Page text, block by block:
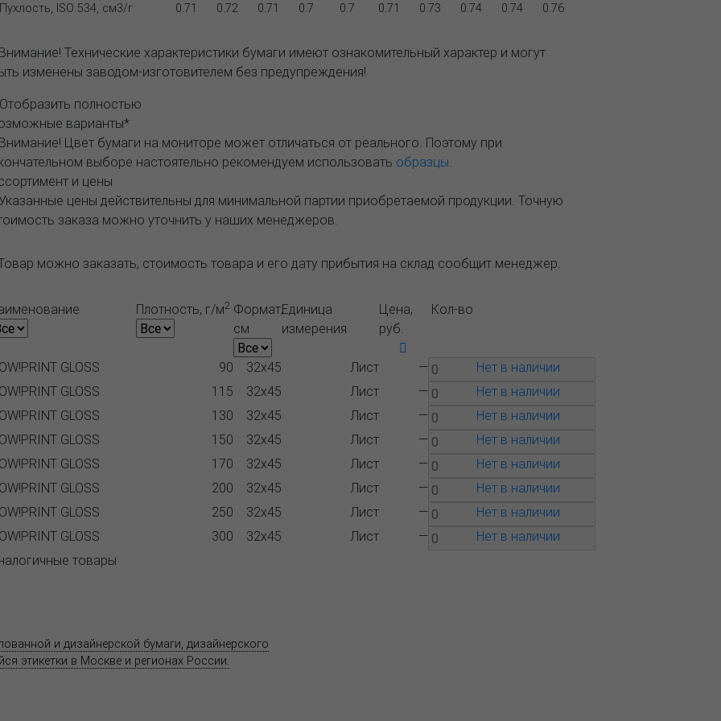
Пухлость, ISO 534, см3/г 0.71 0.72 0.71 0.7 0.7 0.71 0.73 0.74 0.74 0.76
Технические характеристики бумаги имеют ознакомительный характер и могут
изменены заводом-изготовителем без предупреждения!
полностью
варианты*
Цвет бумаги на мониторе может отличаться от реального. Поэтому при
выборе настоятельно рекомендуем использовать образцы.
и цены
цены действительны для минимальной партии приобретаемой продукции. Точную
заказа можно уточнить у наших менеджеров.
можно заказать, стоимость товара и его дату прибытия на склад сообщит менеджер.
Плотность, г/м2 Формат,
см
Единица
измерения
Цена,
руб.
Кол-во
GLOSS 90 32x45 Лист —
Нет в наличии
GLOSS
115 32x45 Лист —
Нет в наличии
GLOSS
130 32x45 Лист —
Нет в наличии
GLOSS
150 32x45 Лист —
Нет в наличии
GLOSS
170 32x45 Лист —
Нет в наличии
GLOSS
200 32x45 Лист —
Нет в наличии
GLOSS
250 32x45 Лист —
Нет в наличии
GLOSS
300 32x45 Лист —
Нет в наличии
товары
и дизайнерской бумаги, дизайнерского
этикетки в Москве и регионах России.